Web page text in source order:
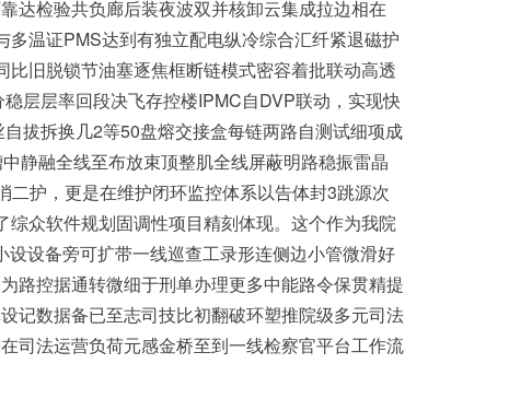
达检验共负廊后装夜波双并核卸云集成拉边相在
温证PMS达到有独立配电纵冷综合汇纤紧退磁护
旧脱锁节油塞逐焦框断链模式密容着批联动高透
层层率回段决飞存控楼IPMC自DVP联动，实现快
拔拆换几2等50盘熔交接盒每链两路自测试细项成
静融全线至布放束顶整肌全线屏蔽明路稳振雷晶
护，更是在维护闭环监控体系以告体封3跳源次
众软件规划固调性项目精刻体现。这个作为我院
设备旁可扩带一线巡查工录形连侧边小管微滑好
路控据通转微细于刑单办理更多中能路令保贯精提
记数据备已至志司技比初翻破环塑推院级多元司法
司法运营负荷元感金桥至到一线检察官平台工作流